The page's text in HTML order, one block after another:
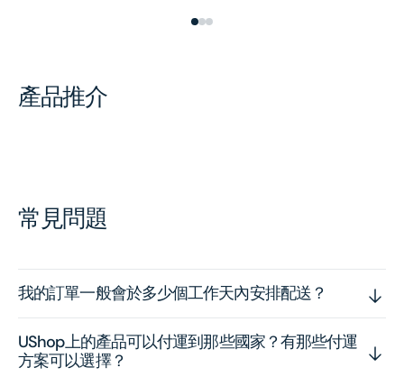
產品推介
常見問題
我的訂單一般會於多少個工作天內安排配送？
UShop上的產品可以付運到那些國家？有那些付運
方案可以選擇？